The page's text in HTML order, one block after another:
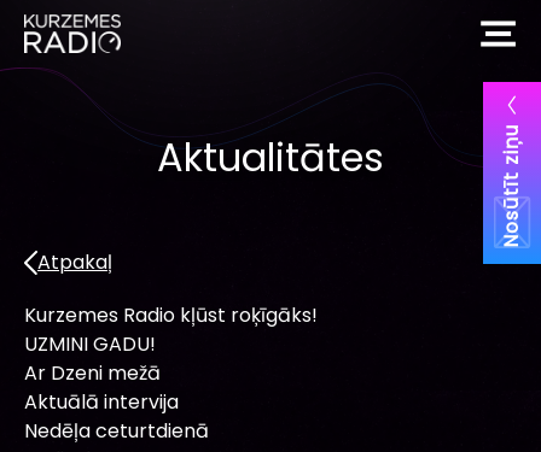
Nosūtīt ziņu
Aktualitātes
Atpakaļ
Kurzemes Radio kļūst roķīgāks!
UZMINI GADU!
Ar Dzeni mežā
Aktuālā intervija
Nedēļa ceturtdienā